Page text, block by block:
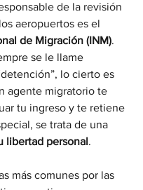
de la revisión
aeropuertos es el
de Migración (INM).
se le llame
lo cierto es
agente migratorio te
tu ingreso y te retiene
se trata de una
libertad personal.
más comunes por las